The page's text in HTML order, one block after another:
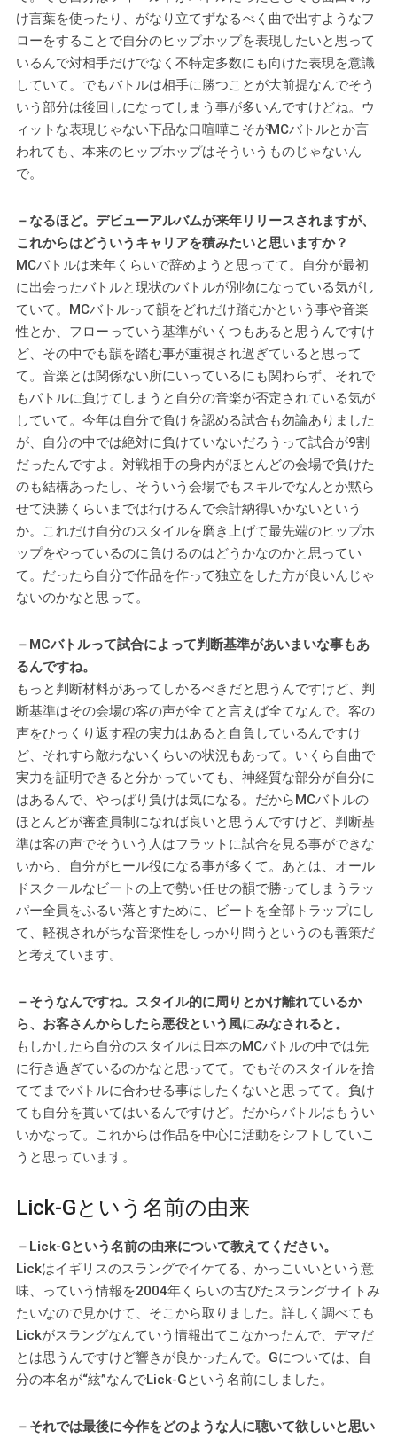
け言葉を使ったり、がなり立てずなるべく曲で出すようなフ
ローをすることで自分のヒップホップを表現したいと思って
いるんで対相手だけでなく不特定多数にも向けた表現を意識
していて。でもバトルは相手に勝つことが大前提なんでそう
いう部分は後回しになってしまう事が多いんですけどね。ウ
ィットな表現じゃない下品な口喧嘩こそがMCバトルとか言
われても、本来のヒップホップはそういうものじゃないん
で。
－なるほど。デビューアルバムが来年リリースされますが、
これからはどういうキャリアを積みたいと思いますか？
MCバトルは来年くらいで辞めようと思ってて。自分が最初
に出会ったバトルと現状のバトルが別物になっている気がし
ていて。MCバトルって韻をどれだけ踏むかという事や音楽
性とか、フローっていう基準がいくつもあると思うんですけ
ど、その中でも韻を踏む事が重視され過ぎていると思って
て。音楽とは関係ない所にいっているにも関わらず、それで
もバトルに負けてしまうと自分の音楽が否定されている気が
していて。今年は自分で負けを認める試合も勿論ありました
が、自分の中では絶対に負けていないだろうって試合が9割
だったんですよ。対戦相手の身内がほとんどの会場で負けた
のも結構あったし、そういう会場でもスキルでなんとか黙ら
せて決勝くらいまでは行けるんで余計納得いかないという
か。これだけ自分のスタイルを磨き上げて最先端のヒップホ
ップをやっているのに負けるのはどうかなのかと思ってい
て。だったら自分で作品を作って独立をした方が良いんじゃ
ないのかなと思って。
－MCバトルって試合によって判断基準があいまいな事もあ
るんですね。
もっと判断材料があってしかるべきだと思うんですけど、判
断基準はその会場の客の声が全てと言えば全てなんで。客の
声をひっくり返す程の実力はあると自負しているんですけ
ど、それすら敵わないくらいの状況もあって。いくら自曲で
実力を証明できると分かっていても、神経質な部分が自分に
はあるんで、やっぱり負けは気になる。だからMCバトルの
ほとんどが審査員制になれば良いと思うんですけど、判断基
準は客の声でそういう人はフラットに試合を見る事ができな
いから、自分がヒール役になる事が多くて。あとは、オール
ドスクールなビートの上で勢い任せの韻で勝ってしまうラッ
パー全員をふるい落とすために、ビートを全部トラップにし
て、軽視されがちな音楽性をしっかり問うというのも善策だ
と考えています。
－そうなんですね。スタイル的に周りとかけ離れているか
ら、お客さんからしたら悪役という風にみなされると。
もしかしたら自分のスタイルは日本のMCバトルの中では先
に行き過ぎているのかなと思ってて。でもそのスタイルを捨
ててまでバトルに合わせる事はしたくないと思ってて。負け
ても自分を貫いてはいるんですけど。だからバトルはもうい
いかなって。これからは作品を中心に活動をシフトしていこ
うと思っています。
Lick-Gという名前の由来
－Lick-Gという名前の由来について教えてください。
Lickはイギリスのスラングでイケてる、かっこいいという意
味、っていう情報を2004年くらいの古びたスラングサイトみ
たいなので見かけて、そこから取りました。詳しく調べても
Lickがスラングなんていう情報出てこなかったんで、デマだ
とは思うんですけど響きが良かったんで。Gについては、自
分の本名が“絃”なんでLick-Gという名前にしました。
－それでは最後に今作をどのような人に聴いて欲しいと思い